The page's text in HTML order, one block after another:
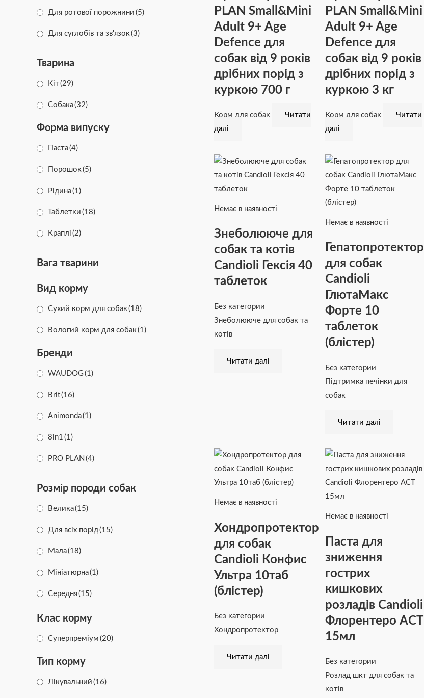
Для ротової порожнини (5)
Для суглобів та зв'язок(3)
Тварина
Кіт(29)
Собака(32)
Форма випуску
Паста(4)
Порошок (5)
Рідина(1)
Таблетки (18)
Краплі (2)
Вага тварини
Вид корму
Сухий корм для собак(18)
Вологий корм для собак (1)
Бренди
WAUDOG (1)
Brit(16)
Animonda(1)
8in1 (1)
PRO PLAN (4)
Розмір породи собак
Велика(15)
Для всіх порід (15)
Мала(18)
Мініатюрна(1)
Середня(15)
Клас корму
Суперпреміум (20)
Тип корму
Лікувальний (16)
PLAN Small&Mini
Adult 9+ Age
Defence для
собак від 9 років
дрібних порід з
куркою 700 г
Корм для собак
Читати
далі
PLAN Small&Mini
Adult 9+ Age
Defence для
собак від 9 років
дрібних порід з
куркою 3 кг
Корм для собак
Читати
далі
Немає в наявності
Знеболююче для
собак та котів
Candioli Гексія 40
таблеток
Без категории
Знеболююче для собак та
котів
Читати далі
Немає в наявності
Гепатопротектор
для собак
Candioli
ГлютаМакс
Форте 10
таблеток
(блістер)
Без категории
Підтримка печінки для
собак
Читати далі
Немає в наявності
Хондропротектор
для собак
Candioli Конфис
Ультра 10таб
(блістер)
Без категории
Хондропротектор
Читати далі
Немає в наявності
Паста для
зниження
гострих
кишкових
розладів Candioli
Флорентеро АСТ
15мл
Без категории
Розлад шкт для собак та
котів